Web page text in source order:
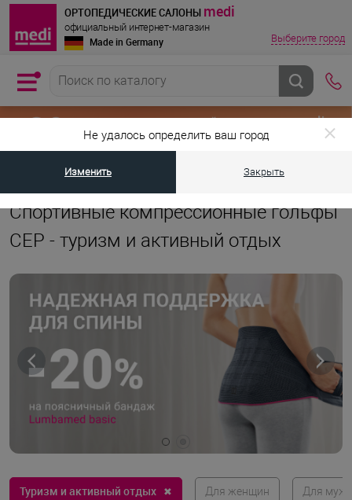
Не удалось определить ваш город
Изменить Закрыть
ОРТОПЕДИЧЕСКИЕ САЛОНЫ medi
официальный интернет-магазин
Made in Germany Выберите город
Главная страница • Компрессионная одежда для
Спортивные компрессионные гольфы
CEP - туризм и активный отдых
Туризм и активный отдых ✖ Для женщин Для